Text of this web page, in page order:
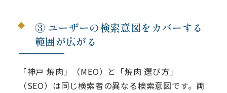
③ ユーザーの検索意図をカバーする
範囲が広がる
「神戸 焼肉」（MEO）と「焼肉 選び方」
（SEO）は同じ検索者の異なる検索意図です。両